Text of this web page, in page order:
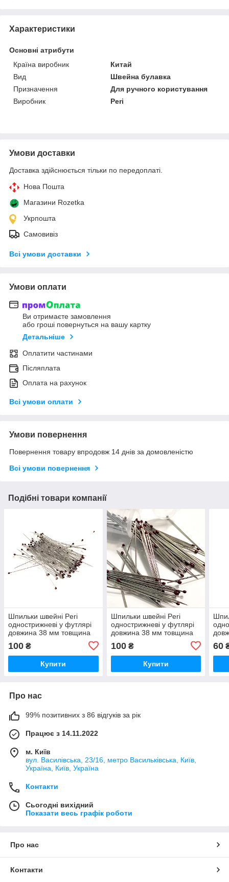
Характеристики
Основні атрибути
Країна виробник
Китай
Вид
Швейна булавка
Призначення
Для ручного користування
Виробник
Peri
Умови доставки
Доставка здійснюється тільки по передоплаті.
Нова Пошта
Магазини Rozetka
Укрпошта
Самовивіз
Всі умови доставки
Умови оплати
Ви отримаєте замовлення
або гроші повернуться на вашу картку
Детальніше
Оплатити частинами
Післяплата
Оплата на рахунок
Всі умови оплати
Умови повернення
Повернення товару впродовж 14 днів за домовленістю
Всі умови повернення
Подібні товари компанії
Шпильки швейні Peri
однострижневі у футлярі
довжина 38 мм товщина
0,29 мм упаковка 100 штук
№ 0 (6809)
100 ₴
Купити
Шпильки швейні Peri
однострижневі у футлярі
довжина 38 мм товщина
0,71 мм упаковка 100 штук
№ 5 (6814)
100₴
Купити
60
Про нас
99% позитивних з 86 відгуків за рік
Працює з 14.11.2022
м. Київ
вул. Василівська, 23/16, метро Васильківська, Київ,
Україна, Київ, Україна
Контакти
Сьогодні вихідний
Показати весь графік роботи
Про нас
Контакти